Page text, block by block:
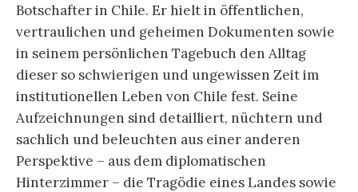
Botschafter in Chile. Er hielt in öffentlichen,
vertraulichen und geheimen Dokumenten sowie
in seinem persönlichen Tagebuch den Alltag
dieser so schwierigen und ungewissen Zeit im
institutionellen Leben von Chile fest. Seine
Aufzeichnungen sind detailliert, nüchtern und
sachlich und beleuchten aus einer anderen
Perspektive – aus dem diplomatischen
Hinterzimmer – die Tragödie eines Landes sowie